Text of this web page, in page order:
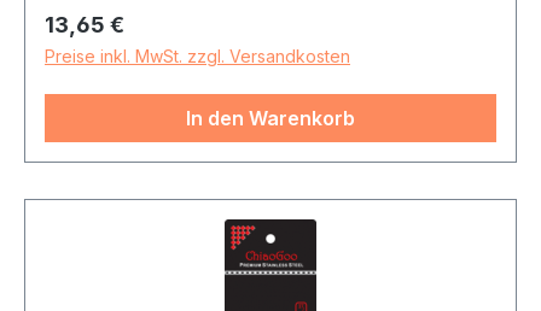
Regulärer Preis:
13,65 €
Preise inkl. MwSt. zzgl. Versandkosten
In den Warenkorb